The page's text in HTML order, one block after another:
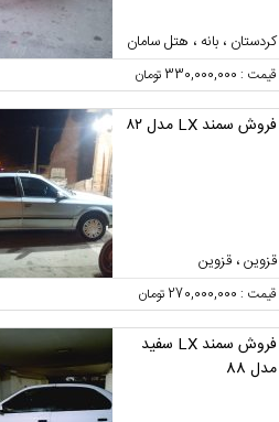
کردستان ، بانه ، هتل سامان
قیمت : 330,000,000 تومان
فروش سمند LX مدل ۸۲
قزوین ، قزوین
قیمت : 270,000,000 تومان
فروش سمند LX سفید
مدل 88